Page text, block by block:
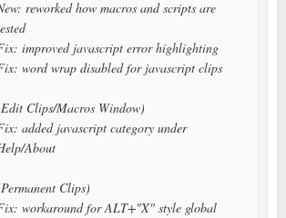
reworked how macros and scripts are
improved javascript error highlighting
word wrap disabled for javascript clips
Clips/Macros Window)
added javascript category under
About
Clips)
workaround for ALT+"X" style global